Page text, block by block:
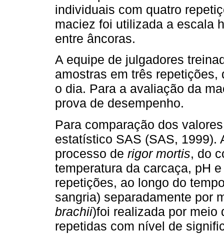
individuais com quatro
maciez foi utilizada a escala
entre âncoras.
A equipe de julgadores
amostras em três
o dia. Para a avaliação da
prova de desempenho.
Para comparação dos
estatístico SAS (SAS, 1999).
processo de rigor mortis, do
temperatura da carcaça, pH
repetições, ao longo do
sangria) separadamente por
brachii)foi realizada por meio
repetidas com nível de